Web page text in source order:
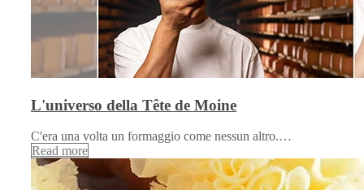
L'universo della Tête de Moine
C'era una volta un formaggio come nessun altro.…
Read more